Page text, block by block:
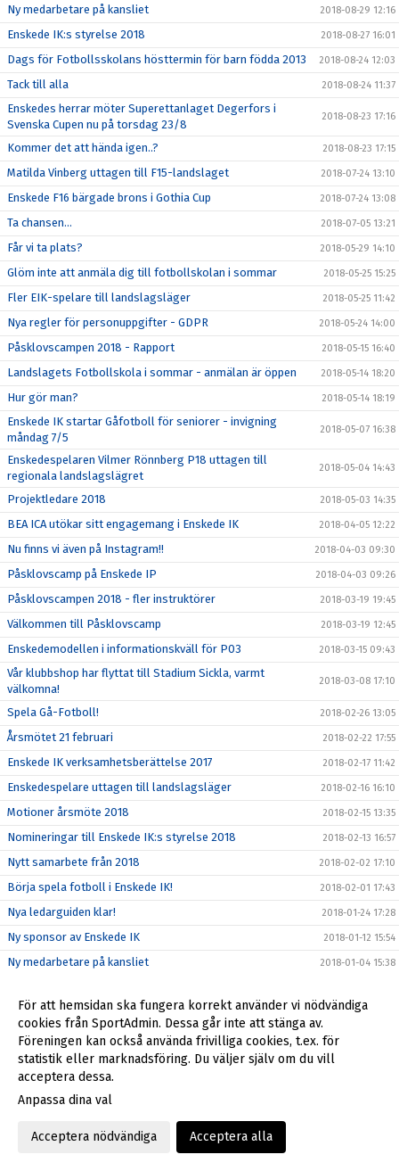
Ny medarbetare på kansliet 2018-08-29 12:16
Enskede IK:s styrelse 2018 2018-08-27 16:01
Dags för Fotbollsskolans hösttermin för barn födda 2013 2018-08-24 12:03
Tack till alla 2018-08-24 11:37
Enskedes herrar möter Superettanlaget Degerfors i
Svenska Cupen nu på torsdag 23/8
2018-08-23 17:16
Kommer det att hända igen..? 2018-08-23 17:15
Matilda Vinberg uttagen till F15-landslaget 2018-07-24 13:10
Enskede F16 bärgade brons i Gothia Cup 2018-07-24 13:08
Ta chansen... 2018-07-05 13:21
Får vi ta plats? 2018-05-29 14:10
Glöm inte att anmäla dig till fotbollskolan i sommar 2018-05-25 15:25
Fler EIK-spelare till landslagsläger 2018-05-25 11:42
Nya regler för personuppgifter - GDPR 2018-05-24 14:00
Påsklovscampen 2018 - Rapport 2018-05-15 16:40
Landslagets Fotbollskola i sommar - anmälan är öppen 2018-05-14 18:20
Hur gör man? 2018-05-14 18:19
Enskede IK startar Gåfotboll för seniorer - invigning
måndag 7/5
2018-05-07 16:38
Enskedespelaren Vilmer Rönnberg P18 uttagen till
regionala landslagslägret
2018-05-04 14:43
Projektledare 2018 2018-05-03 14:35
BEA ICA utökar sitt engagemang i Enskede IK 2018-04-05 12:22
Nu finns vi även på Instagram!! 2018-04-03 09:30
Påsklovscamp på Enskede IP 2018-04-03 09:26
Påsklovscampen 2018 - fler instruktörer 2018-03-19 19:45
Välkommen till Påsklovscamp 2018-03-19 12:45
Enskedemodellen i informationskväll för P03 2018-03-15 09:43
Vår klubbshop har flyttat till Stadium Sickla, varmt
välkomna!
2018-03-08 17:10
Spela Gå-Fotboll! 2018-02-26 13:05
Årsmötet 21 februari 2018-02-22 17:55
Enskede IK verksamhetsberättelse 2017 2018-02-17 11:42
Enskedespelare uttagen till landslagsläger 2018-02-16 16:10
Motioner årsmöte 2018 2018-02-15 13:35
Nomineringar till Enskede IK:s styrelse 2018 2018-02-13 16:57
Nytt samarbete från 2018 2018-02-02 17:10
Börja spela fotboll i Enskede IK! 2018-02-01 17:43
Nya ledarguiden klar! 2018-01-24 17:28
Ny sponsor av Enskede IK 2018-01-12 15:54
Ny medarbetare på kansliet 2018-01-04 15:38
december
Julstängt på kansliet
2017-12-18 14:37
Så blir du en bättre idrottsförälder
Enskede IK söker styrelsemedlemmar 2018!
För att hemsidan ska fungera korrekt använder vi nödvändiga
cookies från SportAdmin. Dessa går inte att stänga av.
Föreningen kan också använda frivilliga cookies, t.ex. för
statistik eller marknadsföring. Du väljer själv om du vill
acceptera dessa.
Anpassa dina val
Acceptera nödvändiga Acceptera alla